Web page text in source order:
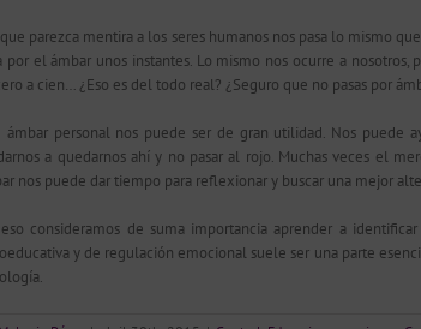
parezca mentira a los seres humanos nos pasa lo mismo
por el ámbar unos instantes. Lo mismo nos ocurre a
a cien… ¿Eso es del todo real? ¿Seguro que no pasas por
ámbar personal nos puede ser de gran utilidad. Nos puede
a quedarnos ahí y no pasar al rojo. Muchas veces el
nos puede dar tiempo para reflexionar y buscar una mejor
consideramos de suma importancia aprender a
y de regulación emocional suele ser una parte